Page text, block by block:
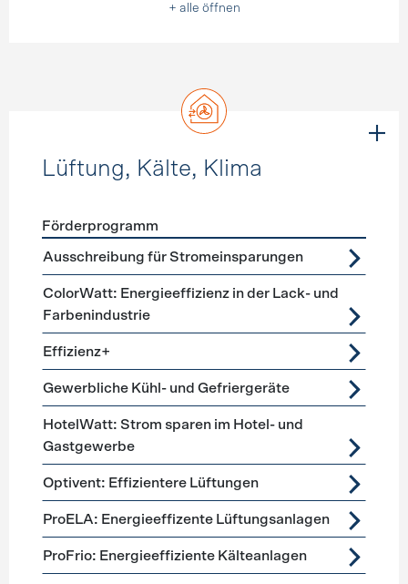
+ alle öffnen
Lüftung, Kälte, Klima
Förderprogramme Lüftung, Kälte, Klima
Förderprogramm
Ausschreibung für Stromeinsparungen
ColorWatt: Energieeffizienz in der Lack- und
Farbenindustrie
Effizienz+
Gewerbliche Kühl- und Gefriergeräte
HotelWatt: Strom sparen im Hotel- und
Gastgewerbe
Optivent: Effizientere Lüftungen
ProELA: Energieeffizente Lüftungsanlagen
ProFrio: Energieeffiziente Kälteanlagen